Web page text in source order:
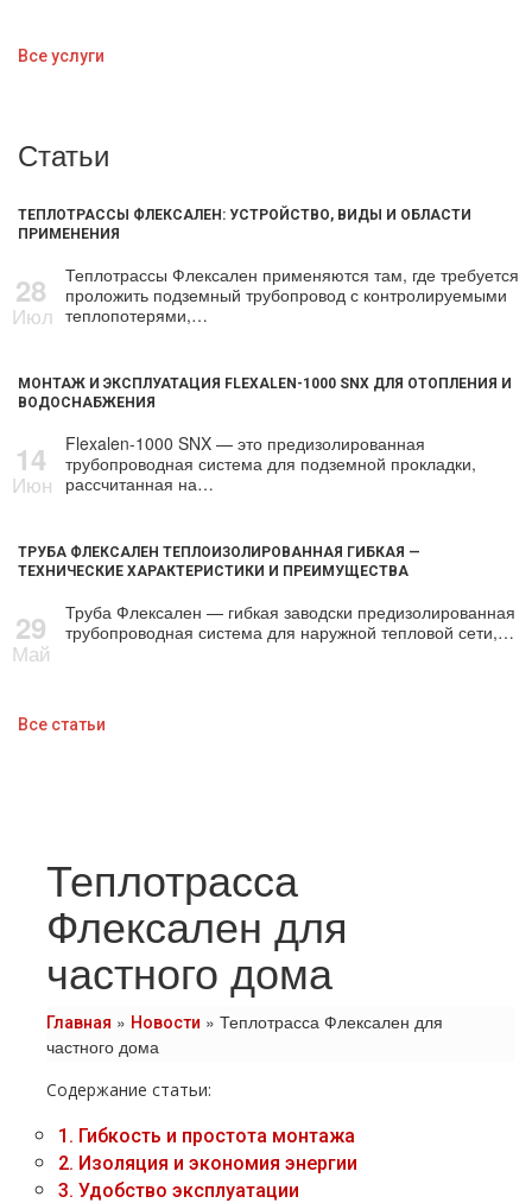
Все услуги
Статьи
ТЕПЛОТРАССЫ ФЛЕКСАЛЕН: УСТРОЙСТВО, ВИДЫ И ОБЛАСТИ
ПРИМЕНЕНИЯ
28
Июл
Теплотрассы Флексален применяются там, где требуется
проложить подземный трубопровод с контролируемыми
теплопотерями,…
МОНТАЖ И ЭКСПЛУАТАЦИЯ FLEXALEN-1000 SNX ДЛЯ ОТОПЛЕНИЯ И
ВОДОСНАБЖЕНИЯ
14
Июн
Flexalen-1000 SNX — это предизолированная
трубопроводная система для подземной прокладки,
рассчитанная на…
ТРУБА ФЛЕКСАЛЕН ТЕПЛОИЗОЛИРОВАННАЯ ГИБКАЯ —
ТЕХНИЧЕСКИЕ ХАРАКТЕРИСТИКИ И ПРЕИМУЩЕСТВА
29
Май
Труба Флексален — гибкая заводски предизолированная
трубопроводная система для наружной тепловой сети,…
Все статьи
Теплотрасса
Флексален для
частного дома
Главная » Новости » Теплотрасса Флексален для
частного дома
Содержание статьи:
1. Гибкость и простота монтажа
2. Изоляция и экономия энергии
3. Удобство эксплуатации